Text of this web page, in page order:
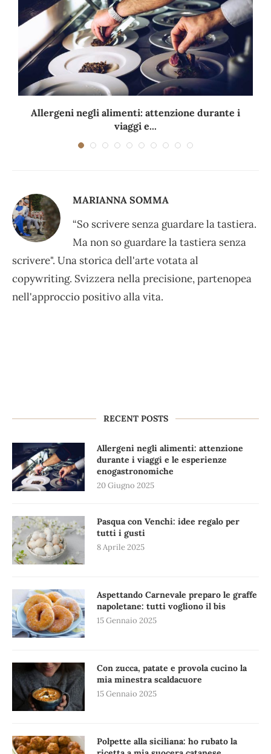
Allergeni negli alimenti: attenzione durante i
viaggi e...
MARIANNA SOMMA
“So scrivere senza guardare la tastiera.
Ma non so guardare la tastiera senza
scrivere". Una storica dell'arte votata al
copywriting. Svizzera nella precisione, partenopea
nell'approccio positivo alla vita.
RECENT POSTS
Allergeni negli alimenti: attenzione
durante i viaggi e le esperienze
enogastronomiche
20 Giugno 2025
Pasqua con Venchi: idee regalo per
tutti i gusti
8 Aprile 2025
Aspettando Carnevale preparo le graffe
napoletane: tutti vogliono il bis
15 Gennaio 2025
Con zucca, patate e provola cucino la
mia minestra scaldacuore
15 Gennaio 2025
Polpette alla siciliana: ho rubato la